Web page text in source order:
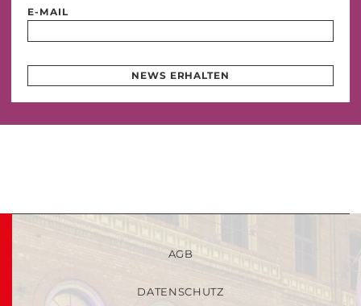
E-MAIL
NEWS ERHALTEN
AGB
DATENSCHUTZ